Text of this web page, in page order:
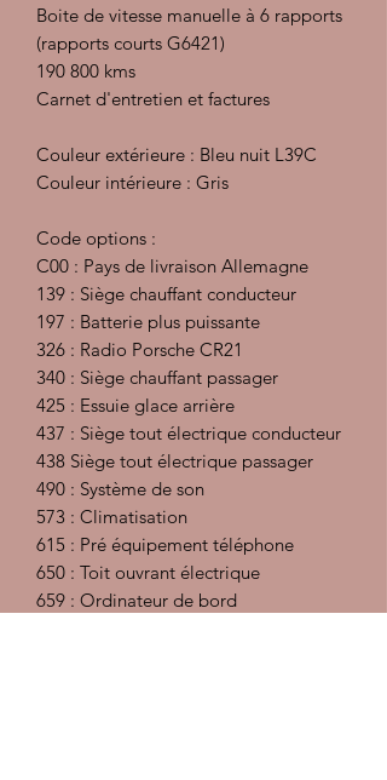
Boite de vitesse manuelle à 6 rapports
(rapports courts G6421)
190 800 kms
Carnet d'entretien et factures
Couleur extérieure : Bleu nuit L39C
Couleur intérieure : Gris
Code options :
C00 : Pays de livraison Allemagne
139 : Siège chauffant conducteur
197 : Batterie plus puissante
326 : Radio Porsche CR21
340 : Siège chauffant passager
425 : Essuie glace arrière
437 : Siège tout électrique conducteur
438 Siège tout électrique passager
490 : Système de son
573 : Climatisation
615 : Pré équipement téléphone
650 : Toit ouvrant électrique
659 : Ordinateur de bord